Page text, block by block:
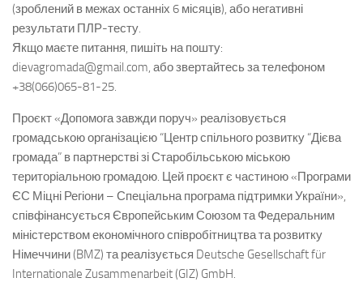
(зроблений в межах останніх 6 місяців), або негативні
результати ПЛР-тесту.
Якщо маєте питання, пишіть на пошту:
dievagromada@gmail.com, або звертайтесь за телефоном
+38(066)065-81-25.
Проєкт «Допомога завжди поруч» реалізовується
громадською організацією “Центр спільного розвитку “Дієва
громада” в партнерстві зі Старобільською міською
територіальною громадою. Цей проєкт є частиною «Програми
ЄС Міцні Регіони – Спеціальна програма підтримки України»,
співфінансується Європейським Союзом та Федеральним
міністерством економічного співробітництва та розвитку
Німеччини (BMZ) та реалізується Deutsche Gesellschaft für
Internationale Zusammenarbeit (GIZ) GmbH.